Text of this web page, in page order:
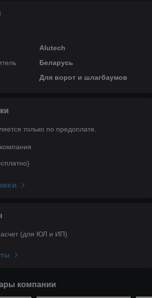
Alutech
Беларусь
Для ворот и шлагбаумов
только по предоплате.
(для ЮЛ и ИП)
компании